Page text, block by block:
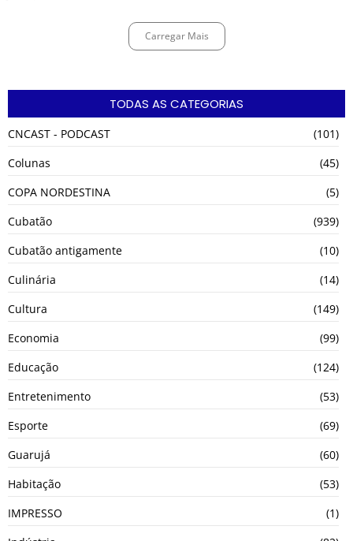
Carregar Mais
TODAS AS CATEGORIAS
CNCAST - PODCAST
(101)
Colunas
(45)
COPA NORDESTINA
(5)
Cubatão
(939)
Cubatão antigamente
(10)
Culinária
(14)
Cultura
(149)
Economia
(99)
Educação
(124)
Entretenimento
(53)
Esporte
(69)
Guarujá
(60)
Habitação
(53)
IMPRESSO
(1)